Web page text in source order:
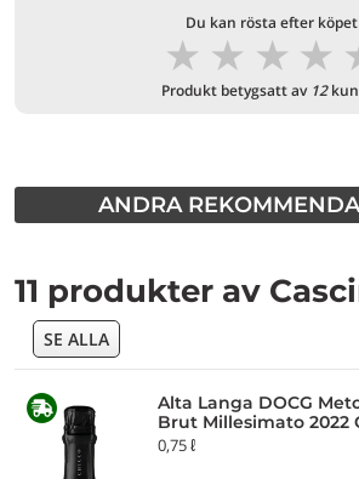
Du kan rösta efter köpet
★
★
★
★
Produkt betygsatt av 12
ANDRA
11 produkter av
SE ALLA
Alta Langa DOCG
Brut Millesimato 2022
0,75 ℓ